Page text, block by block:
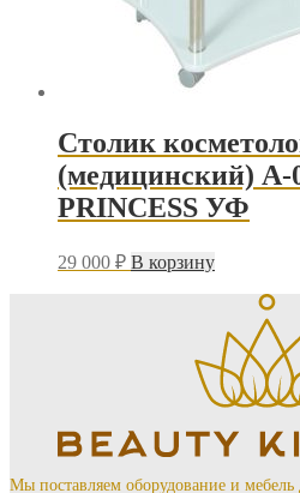
Столик
(медицинский) А-
PRINCESS УФ
29 000 ₽ В корзину
Мы поставляем оборудование и